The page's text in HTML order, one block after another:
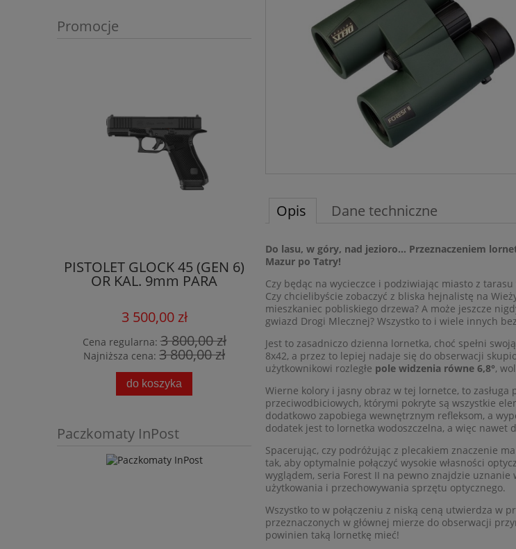
Promocje
PISTOLET GLOCK 45 (GEN 6)
OR KAL. 9mm PARA
3 500,00 zł
Cena regularna:3 800,00 zł
Najniższa cena: 3 800,00 zł
do koszyka
KARABINEK
SAMOPOWTARZALNY RUGER
10/22 TACTICAL KAL. .22LR
3 990,00 zł
Cena regularna:4 750,00 zł
Najniższa cena:3 990,00 zł
OR
Cena
Paczkomaty InPost
Opis Dane techniczne
Do lasu, w góry, nad jezioro… Przeznaczeniem
Mazur po Tatry!
Czy będąc na wycieczce i podziwiając miasto z
Czy chcielibyście zobaczyć z bliska hejnalistę na
mieszkaniec pobliskiego drzewa? A może jeszcze
gwiazd Drogi Mlecznej? Wszystko to i wiele innych
Jest to zasadniczo dzienna lornetka, choć spełni
8x42, a przez to lepiej nadaje się do obserwacji
użytkownikowi rozległe pole widzenia równe 6,8°,
Wierne kolory i jasny obraz w tej lornetce, to zasługa
przeciwodbiciowych, którymi pokryte są wszystkie
dodatkowo zapobiega wewnętrznym refleksom, a
dodatek jest to lornetka wodoszczelna, a więc nawet
Spacerując, czy podróżując z plecakiem znaczenie
tak, aby optymalnie połączyć wysokie własności
wyglądem, seria Forest II na pewno znajdzie
użytkowania i przechowywania sprzętu optycznego.
Wszystko to w połączeniu z niską ceną utwierdza w
przeznaczonych w głównej mierze do obserwacji
powinien taką lornetkę mieć!